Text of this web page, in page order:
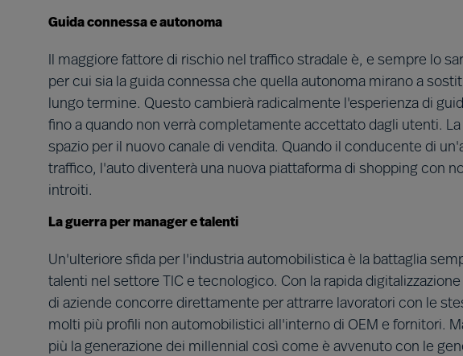
Guida connessa e autonoma
Il maggiore fattore di rischio nel traffico stradale è, e sempre lo
per cui sia la guida connessa che quella autonoma mirano a
lungo termine. Questo cambierà radicalmente l'esperienza di
fino a quando non verrà completamente accettato dagli utenti.
spazio per il nuovo canale di vendita. Quando il conducente di
traffico, l'auto diventerà una nuova piattaforma di shopping con
introiti.
La guerra per manager e talenti
Un'ulteriore sfida per l'industria automobilistica è la battaglia
talenti nel settore TIC e tecnologico. Con la rapida
di aziende concorre direttamente per attrarre lavoratori con le
molti più profili non automobilistici all'interno di OEM e fornitori.
più la generazione dei millennial così come è avvenuto con le